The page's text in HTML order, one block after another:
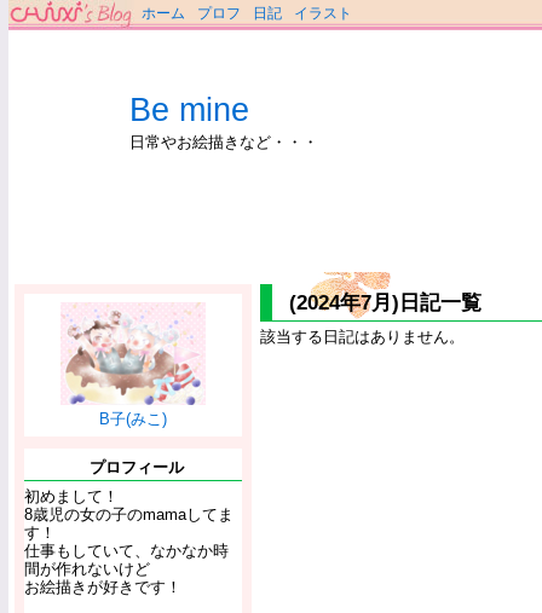
ホーム プロフ 日記 イラスト
Be mine
日常やお絵描きなど・・・
B子(みこ)
プロフィール
初めまして！
8歳児の女の子のmamaしてま
す！
仕事もしていて、なかなか時
間が作れないけど
お絵描きが好きです！
(2024年7月)日記一覧
該当する日記はありません。